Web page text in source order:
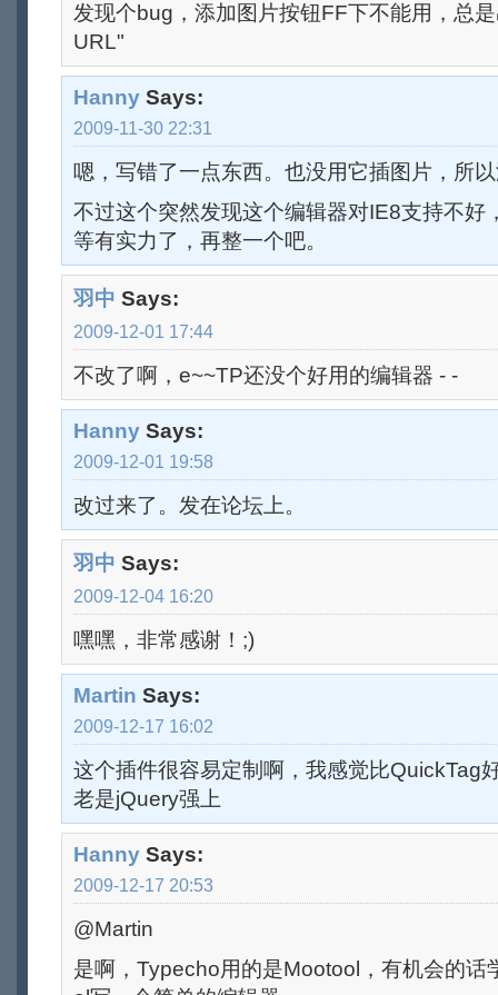
发现个bug，添加图片按钮FF下不能用，总
URL"
Hanny Says:
2009-11-30 22:31
嗯，写错了一点东西。也没用它插图片，所
不过这个突然发现这个编辑器对IE8支持不好
等有实力了，再整一个吧。
羽中 Says:
2009-12-01 17:44
不改了啊，e~~TP还没个好用的编辑器 - -
Hanny Says:
2009-12-01 19:58
改过来了。发在论坛上。
羽中 Says:
2009-12-04 16:20
嘿嘿，非常感谢！;)
Martin Says:
2009-12-17 16:02
这个插件很容易定制啊，我感觉比QuickTag
老是jQuery强上
Hanny Says:
2009-12-17 20:53
@Martin
是啊，Typecho用的是Mootool，有机会的话